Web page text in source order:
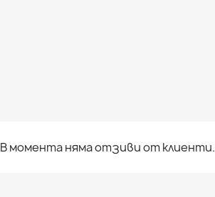
В момента няма отзиви от клиенти.